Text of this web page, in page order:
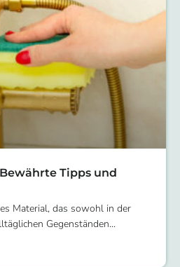
Tipps und
Material, das sowohl in der
Gegenständen